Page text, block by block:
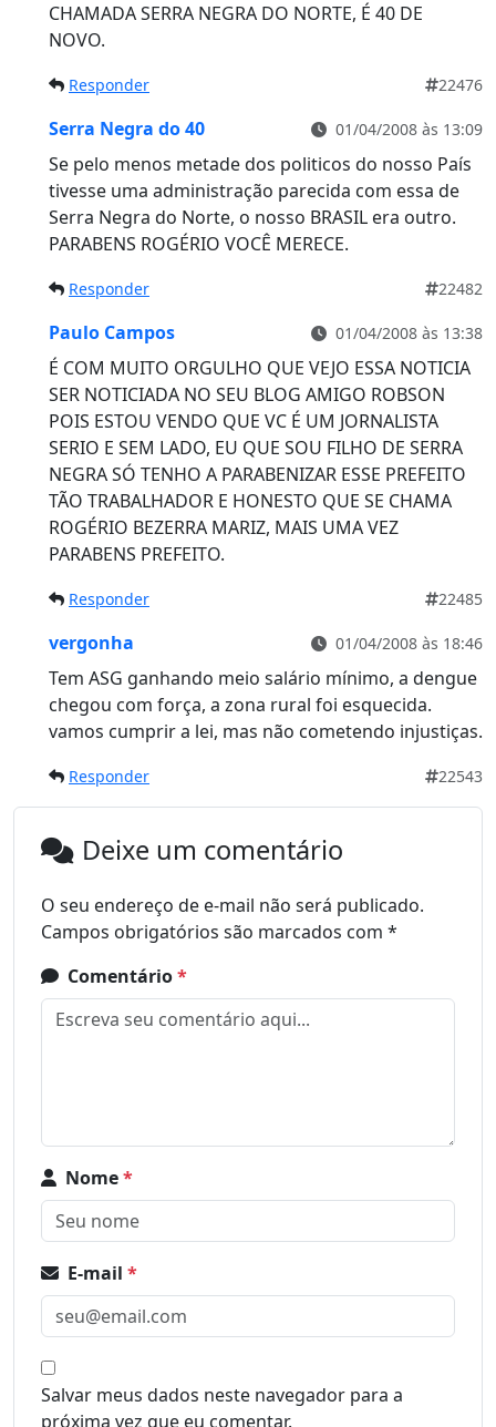
CHAMADA SERRA NEGRA DO NORTE, É 40 DE
NOVO.
Responder 22476
Serra Negra do 40 01/04/2008 às 13:09
Se pelo menos metade dos politicos do nosso País
tivesse uma administração parecida com essa de
Serra Negra do Norte, o nosso BRASIL era outro.
PARABENS ROGÉRIO VOCÊ MERECE.
Responder 22482
Paulo Campos 01/04/2008 às 13:38
É COM MUITO ORGULHO QUE VEJO ESSA NOTICIA
SER NOTICIADA NO SEU BLOG AMIGO ROBSON
POIS ESTOU VENDO QUE VC É UM JORNALISTA
SERIO E SEM LADO, EU QUE SOU FILHO DE SERRA
NEGRA SÓ TENHO A PARABENIZAR ESSE PREFEITO
TÃO TRABALHADOR E HONESTO QUE SE CHAMA
ROGÉRIO BEZERRA MARIZ, MAIS UMA VEZ
PARABENS PREFEITO.
Responder 22485
vergonha 01/04/2008 às 18:46
Tem ASG ganhando meio salário mínimo, a dengue
chegou com força, a zona rural foi esquecida.
vamos cumprir a lei, mas não cometendo injustiças.
Responder 22543
Deixe um comentário
O seu endereço de e-mail não será publicado.
Campos obrigatórios são marcados com *
Comentário*
Nome*
E-mail *
Salvar meus dados neste navegador para a
próxima vez que eu comentar.